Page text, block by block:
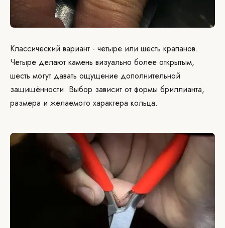
Классический вариант - четыре или шесть крапанов.
Четыре делают камень визуально более открытым,
шесть могут давать ощущение дополнительной
защищённости. Выбор зависит от формы бриллианта,
размера и желаемого характера кольца.